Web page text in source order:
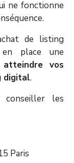
ne fonctionne
de listing
place une
atteindre vos
digital.
conseiller les
Paris